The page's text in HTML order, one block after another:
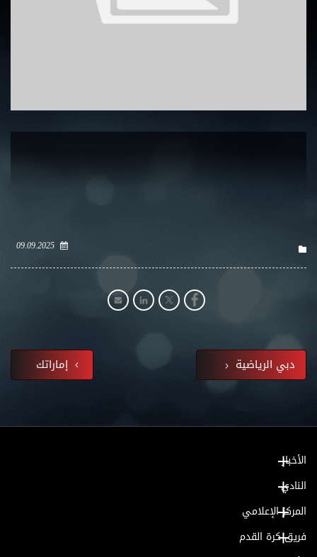
09.09.2025
إماراتك دبي الرياضية
الأخبار
النادي
المركز الإعلامي
فريق كرة القدم